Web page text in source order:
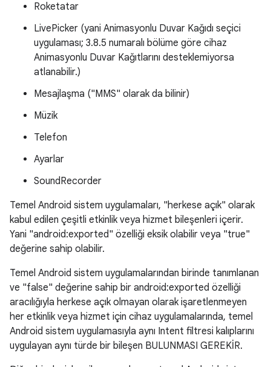
Roketatar
LivePicker (yani Animasyonlu Duvar Kağıdı seçici
uygulaması; 3.8.5 numaralı bölüme göre cihaz
Animasyonlu Duvar Kağıtlarını desteklemiyorsa
atlanabilir.)
Mesajlaşma ("MMS" olarak da bilinir)
Müzik
Telefon
Ayarlar
SoundRecorder
Temel Android sistem uygulamaları, "herkese açık" olarak
kabul edilen çeşitli etkinlik veya hizmet bileşenleri içerir.
Yani "android:exported" özelliği eksik olabilir veya "true"
değerine sahip olabilir.
Temel Android sistem uygulamalarından birinde tanımlanan
ve "false" değerine sahip bir android:exported özelliği
aracılığıyla herkese açık olmayan olarak işaretlenmeyen
her etkinlik veya hizmet için cihaz uygulamalarında, temel
Android sistem uygulamasıyla aynı Intent filtresi kalıplarını
uygulayan aynı türde bir bileşen BULUNMASI GEREKİR.